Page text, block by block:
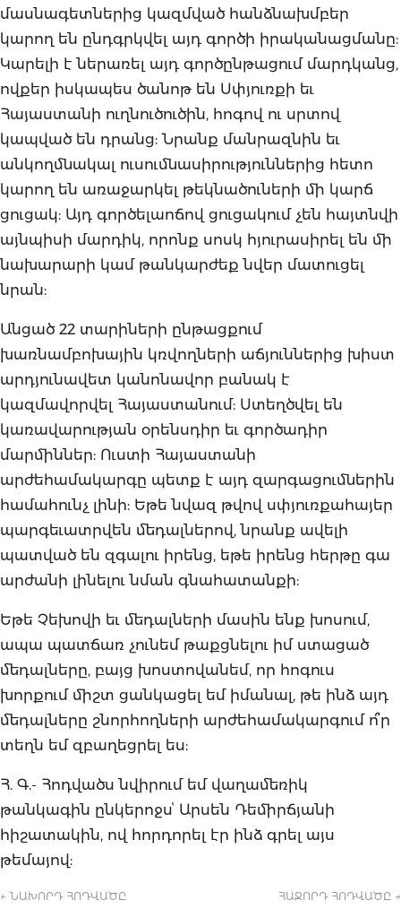
մասնագետներից կազմված հանձնախմբեր
կարող են ընդգրկվել այդ գործի իրականացմանը:
Կարելի է ներառել այդ գործընթացում մարդկանց,
ովքեր իսկապես ծանոթ են Սփյուռքի եւ
Հայաստանի ուղնուծուծին, հոգով ու սրտով
կապված են դրանց: Նրանք մանրազնին եւ
անկողմնակալ ուսումնասիրություններից հետո
կարող են առաջարկել թեկնածուների մի կարճ
ցուցակ: Այդ գործելաոճով ցուցակում չեն հայտնվի
այնպիսի մարդիկ, որոնք սոսկ հյուրասիրել են մի
նախարարի կամ թանկարժեք նվեր մատուցել
նրան:
Անցած 22 տարիների ընթացքում
խառնամբոխային կռվողների աճյուններից խիստ
արդյունավետ կանոնավոր բանակ է
կազմավորվել Հայաստանում: Ստեղծվել են
կառավարության օրենսդիր եւ գործադիր
մարմիններ: Ուստի Հայաստանի
արժեհամակարգը պետք է այդ զարգացումներին
համահունչ լինի: Եթե նվազ թվով սփյուռքահայեր
պարգեւատրվեն մեդալներով, նրանք ավելի
պատված են զգալու իրենց, եթե իրենց հերթը գա
արժանի լինելու նման գնահատանքի:
Եթե Չեխովի եւ մեդալների մասին ենք խոսում,
ապա պատճառ չունեմ թաքցնելու իմ ստացած
մեդալները, բայց խոստովանեմ, որ հոգուս
խորքում միշտ ցանկացել եմ իմանալ, թե ինձ այդ
մեդալները շնորհողների արժեհամակարգում ո՞ր
տեղն եմ զբաղեցրել ես:
Հ. Գ.- Հոդվածս նվիրում եմ վաղամեռիկ
թանկագին ընկերոջսՙ Արսեն Դեմիրճյանի
հիշատակին, ով հորդորել էր ինձ գրել այս
թեմայով:
← ՆԱԽՈՐԴ ՀՈԴՎԱԾԸ ՀԱՋՈՐԴ ՀՈԴՎԱԾԸ →